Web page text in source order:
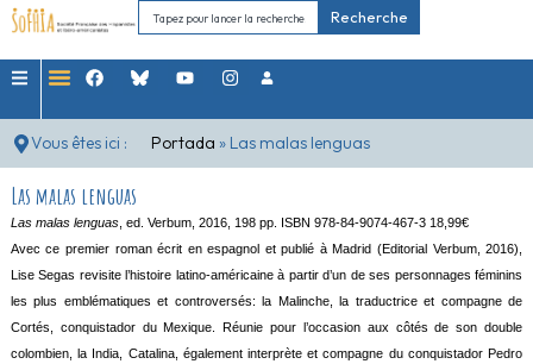
Recherche
Vous êtes ici : Portada » Las malas lenguas
Las malas lenguas
Las malas lenguas, ed. Verbum, 2016, 198 pp. ISBN 978-84-9074-467-3 18,99€
Avec ce premier roman écrit en espagnol et publié à Madrid (Editorial Verbum, 2016),
Lise Segas revisite l’histoire latino-américaine à partir d’un de ses personnages féminins
les plus emblématiques et controversés: la Malinche, la traductrice et compagne de
Cortés, conquistador du Mexique. Réunie pour l’occasion aux côtés de son double
colombien, la India, Catalina, également interprète et compagne du conquistador Pedro